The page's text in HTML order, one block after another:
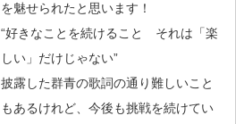
を魅せられたと思います！
“好きなことを続けること それは「楽
しい」だけじゃない”
披露した群青の歌詞の通り難しいこと
もあるけれど、今後も挑戦を続けてい